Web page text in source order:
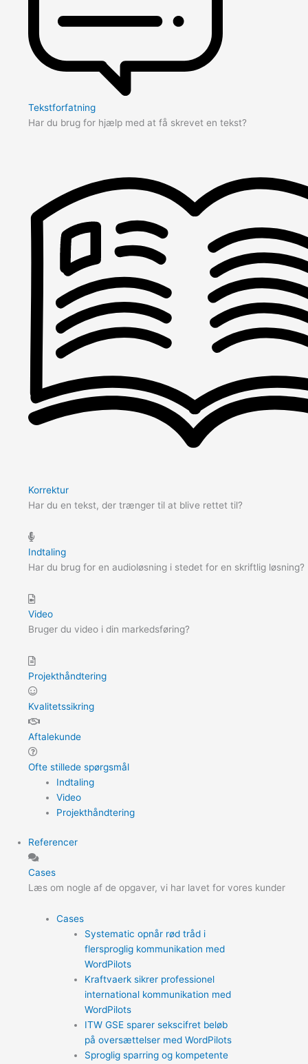
Tekstforfatning
Har du brug for hjælp med at få skrevet en tekst?
Korrektur
Har du en tekst, der trænger til at blive rettet til?
Indtaling
Har du brug for en audioløsning i stedet for en skriftlig løsning?
Video
Bruger du video i din markedsføring?
Projekthåndtering
Kvalitetssikring
Aftalekunde
Ofte stillede spørgsmål
Indtaling
Video
Projekthåndtering
Referencer
Cases
Læs om nogle af de opgaver, vi har lavet for vores kunder
Cases
Systematic opnår rød tråd i
flersproglig kommunikation med
WordPilots
Kraftvaerk sikrer professionel
international kommunikation med
WordPilots
ITW GSE sparer sekscifret beløb
på oversættelser med WordPilots
Sproglig sparring og kompetente